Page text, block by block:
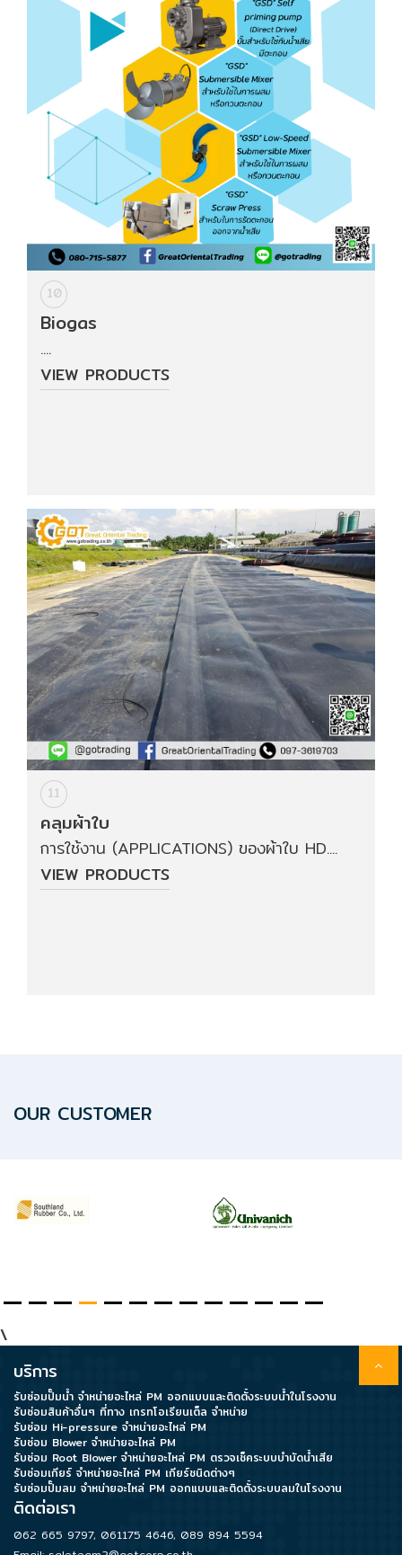
10
Biogas
....
VIEW PRODUCTS
11
คลุมผ้าใบ
การใช้งาน (APPLICATIONS) ของผ้าใบ HD....
VIEW PRODUCTS
OUR CUSTOMER
\
บริการ
รับซ่อมปั๊มน้ำ จำหน่ายอะไหล่ PM ออกแบบและติดตั้งระบบน้ำในโรงงาน
รับซ่อมสินค้าอื่นๆ ที่ทาง เกรทโอเรียนเต็ล จำหน่าย
รับซ่อม Hi-pressure จำหน่ายอะไหล่ PM
รับซ่อม Blower จำหน่ายอะไหล่ PM
รับซ่อม Root Blower จำหน่ายอะไหล่ PM ตรวจเช็คระบบบำบัดน้ำเสีย
รับซ่อมเกียร์ จำหน่ายอะไหล่ PM เกียร์ชนิดต่างๆ
รับซ่อมปั๊มลม จำหน่ายอะไหล่ PM ออกแบบและติดตั้งระบบลมในโรงงาน
ติดต่อเรา
062 665 9797, 061175 4646, 089 894 5594